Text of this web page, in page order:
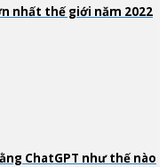
nhất thế giới năm 2022
ChatGPT như thế nào